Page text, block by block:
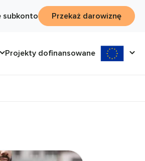
subkonto Przekaż darowiznę
Projekty dofinansowane